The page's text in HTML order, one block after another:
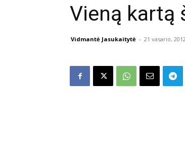
Vieną kartą
Vidmantė Jasukaitytė - 21 vasario,